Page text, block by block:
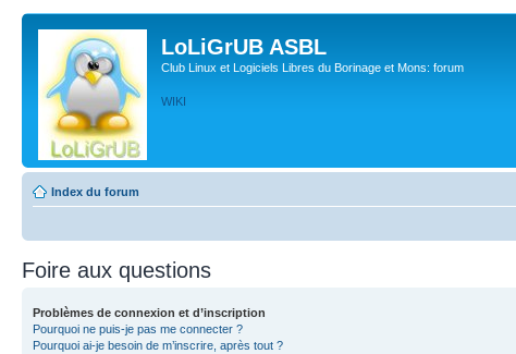
LoLiGrUB ASBL
Club Linux et Logiciels Libres du Borinage et Mons: forum
WIKI
Index du forum
Foire aux questions
Problèmes de connexion et d’inscription
Pourquoi ne puis-je pas me connecter ?
Pourquoi ai-je besoin de m’inscrire, après tout ?